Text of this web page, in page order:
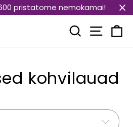
pristatome nemokamai!
Translation
kohvilauad